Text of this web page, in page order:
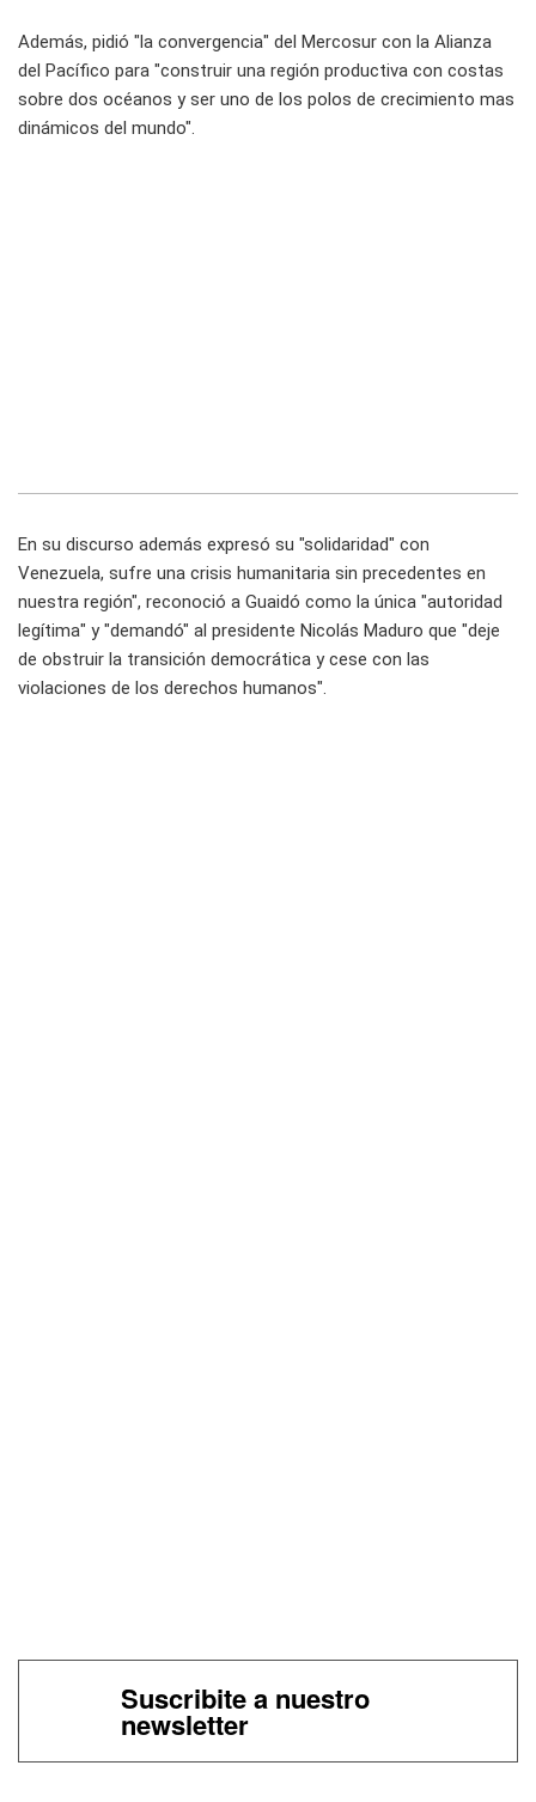
Además, pidió "la convergencia" del Mercosur con la Alianza
del Pacífico para "construir una región productiva con costas
sobre dos océanos y ser uno de los polos de crecimiento mas
dinámicos del mundo".
En su discurso además expresó su "solidaridad" con
Venezuela, sufre una crisis humanitaria sin precedentes en
nuestra región", reconoció a Guaidó como la única "autoridad
legítima" y "demandó" al presidente Nicolás Maduro que "deje
de obstruir la transición democrática y cese con las
violaciones de los derechos humanos".
Suscribite a nuestro
newsletter